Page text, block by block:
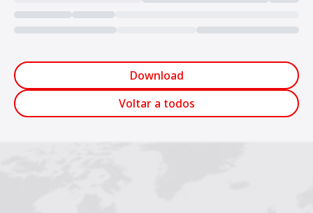
Download
Voltar a todos